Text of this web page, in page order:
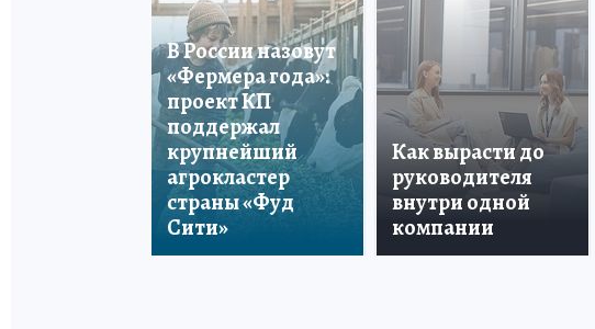
В России назовут
«Фермера года»:
проект КП
поддержал
крупнейший
агрокластер
страны «Фуд
Сити»
Как вырасти до
руководителя
внутри одной
компании